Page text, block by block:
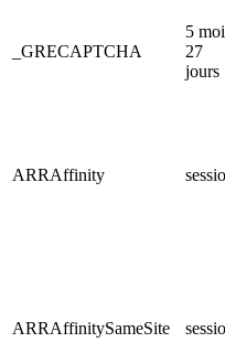
_GRECAPTCHA
5
27
jours
ARRAffinity
ARRAffinitySameSite